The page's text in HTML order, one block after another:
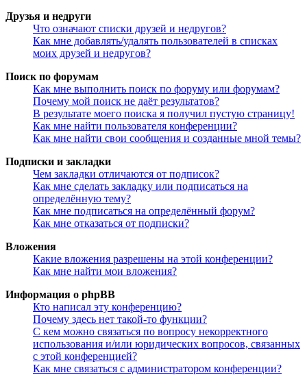
Друзья и недруги
Что означают списки друзей и недругов?
Как мне добавлять/удалять пользователей в списках
моих друзей и недругов?
Поиск по форумам
Как мне выполнить поиск по форуму или форумам?
Почему мой поиск не даёт результатов?
В результате моего поиска я получил пустую страницу!
Как мне найти пользователя конференции?
Как мне найти свои сообщения и созданные мной темы?
Подписки и закладки
Чем закладки отличаются от подписок?
Как мне сделать закладку или подписаться на
определённую тему?
Как мне подписаться на определённый форум?
Как мне отказаться от подписки?
Вложения
Какие вложения разрешены на этой конференции?
Как мне найти мои вложения?
Информация о phpBB
Кто написал эту конференцию?
Почему здесь нет такой-то функции?
С кем можно связаться по вопросу некорректного
использования и/или юридических вопросов, связанных
с этой конференцией?
Как мне связаться с администратором конференции?